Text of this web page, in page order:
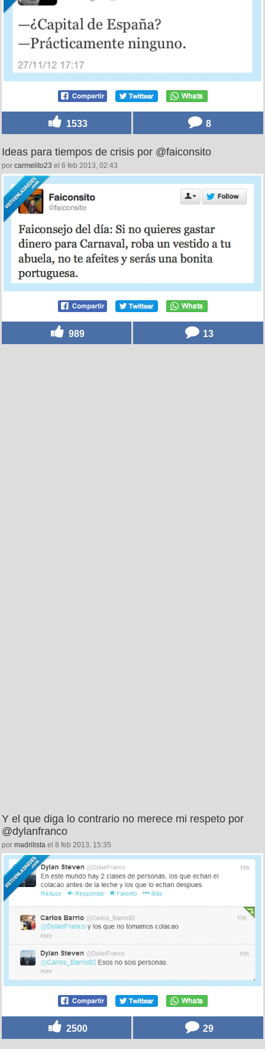
1533 8
Ideas para tiempos de crisis por @faiconsito
por carmelito23 el 6 feb 2013, 02:43
989 13
Y el que diga lo contrario no merece mi respeto por
@dylanfranco
por madrilista el 8 feb 2013, 15:35
2500 29